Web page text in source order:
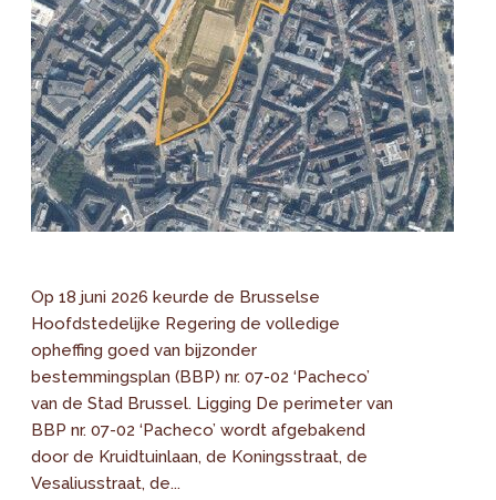
Op 18 juni 2026 keurde de Brusselse
Hoofdstedelijke Regering de volledige
opheffing goed van bijzonder
bestemmingsplan (BBP) nr. 07-02 ‘Pacheco’
van de Stad Brussel. Ligging De perimeter van
BBP nr. 07-02 ‘Pacheco’ wordt afgebakend
door de Kruidtuinlaan, de Koningsstraat, de
Vesaliusstraat, de...